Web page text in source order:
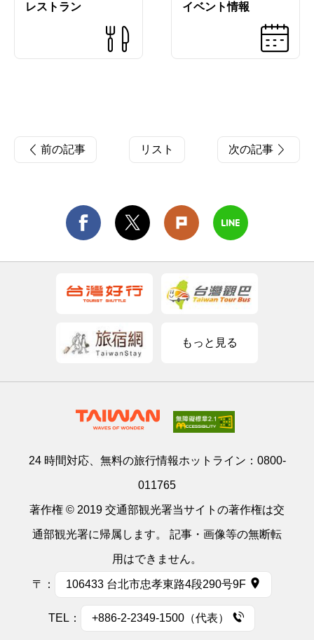
レストラン イベント情報
前の記事 リスト 次の記事
もっと見る
24 時間対応、無料の旅行情報ホットライン： 0800-
011765
著作権 © 2019 交通部観光署当サイトの著作権は交
通部観光署に帰属します。 記事・画像等の無断転
用はできません。
〒： 106433 台北市忠孝東路4段290号9F
TEL： +886-2-2349-1500（代表）